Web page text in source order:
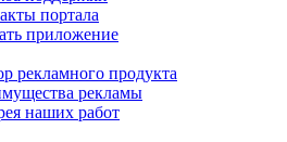
портала
приложение
рекламного продукта
рекламы
наших работ